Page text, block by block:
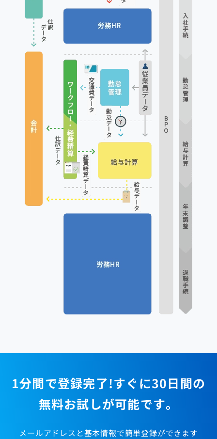
1分間で登録完了!すぐに30日間の
無料お試しが可能です。
メールアドレスと基本情報で簡単登録ができます